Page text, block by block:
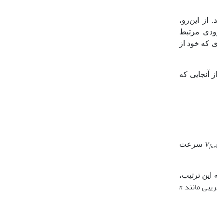
از این‌رو،
مرتبط
که خود از
کوره را به صورت معادله (2) بیان کرده و از آنجایی که
Vfuel سرعت
این ترتیب،
n